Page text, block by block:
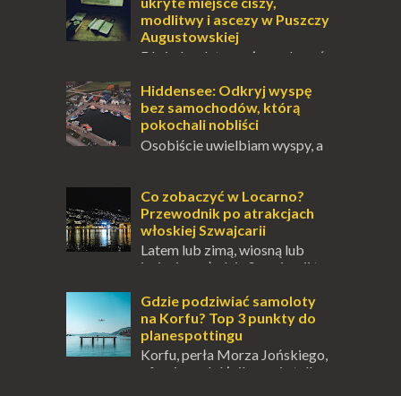
modlitwy i ascezy w Puszczy
Augustowskiej
Dla jednych to może wydawać
przetrwania lub romantycznym życiem. Dla
innych to nieustanne przebywanie z B...
Hiddensee: Odkryj wyspę
bez samochodów, którą
pokochali nobliści
Osobiście uwielbiam wyspy, a
pośrodku Bałtyku? To zawsze brzmi jak
doskonał...
Co zobaczyć w Locarno?
Przewodnik po atrakcjach
włoskiej Szwajcarii
Latem lub zimą, wiosną lub
jesienią, południe Szwajcarii to
odwiedzić. Moja zimowa podróż do
Locarno gwara...
Gdzie podziwiać samoloty
na Korfu? Top 3 punkty do
planespottingu
Korfu, perła Morza Jońskiego,
oferuje podróżnikom nie tylko